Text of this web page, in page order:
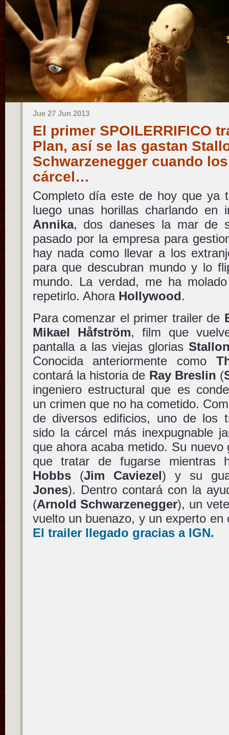
Jue 27 Jun 2013
El primer SPOILERRIFICO
Plan, así se las gastan
Schwarzenegger cuando
cárcel…
Completo día este de hoy que ya
luego unas horillas charlando en
Annika, dos daneses la mar de
pasado por la empresa para
hay nada como llevar a los
para que descubran mundo y lo
mundo. La verdad, me ha
repetirlo. Ahora Hollywood.
Para comenzar el primer trailer de
Mikael Håfström, film que
pantalla a las viejas glorias
Conocida anteriormente como
contará la historia de Ray Breslin (
ingeniero estructural que es
un crimen que no ha cometido.
de diversos edificios, uno de los
sido la cárcel más inexpugnable
que ahora acaba metido. Su
que tratar de fugarse mientras
Hobbs(Jim Caviezel) y su
Jones). Dentro contará con la
(Arnold Schwarzenegger), un
vuelto un buenazo, y un experto en
El trailer llegado gracias a IGN.